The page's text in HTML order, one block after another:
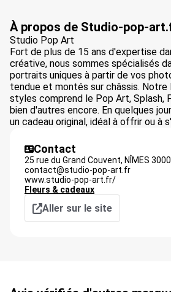
À propos de Studio-pop-
Studio Pop Art
Fort de plus de 15 ans d'expertise
créative, nous sommes spécialisés
portraits uniques à partir de vos
tendue et montés sur châssis. Notre
styles comprend le Pop Art, Splash,
bien d'autres encore. En quelques
un cadeau original, idéal à offrir ou à
Contact
25 rue du Grand Couvent, NÎMES
contact@studio-pop-art.fr
www.studio-pop-art.fr/
Fleurs & cadeaux
Aller sur le site